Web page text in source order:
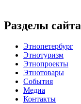
Разделы сайта
Этнопетербург
Этнотуризм
Этнопроекты
Этнотовары
События
Медиа
Контакты